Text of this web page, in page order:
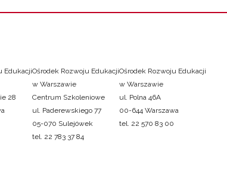
Edukacji
28
Ośrodek Rozwoju Edukacji
w Warszawie
Centrum Szkoleniowe
ul. Paderewskiego 77
05-070 Sulejówek
tel. 22 783 37 84
Ośrodek Rozwoju Edukacji
w Warszawie
ul. Polna 46A
00-644 Warszawa
tel. 22 570 83 00